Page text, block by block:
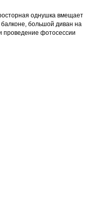
однушка вмещает
большой диван на
проведение фотосессии